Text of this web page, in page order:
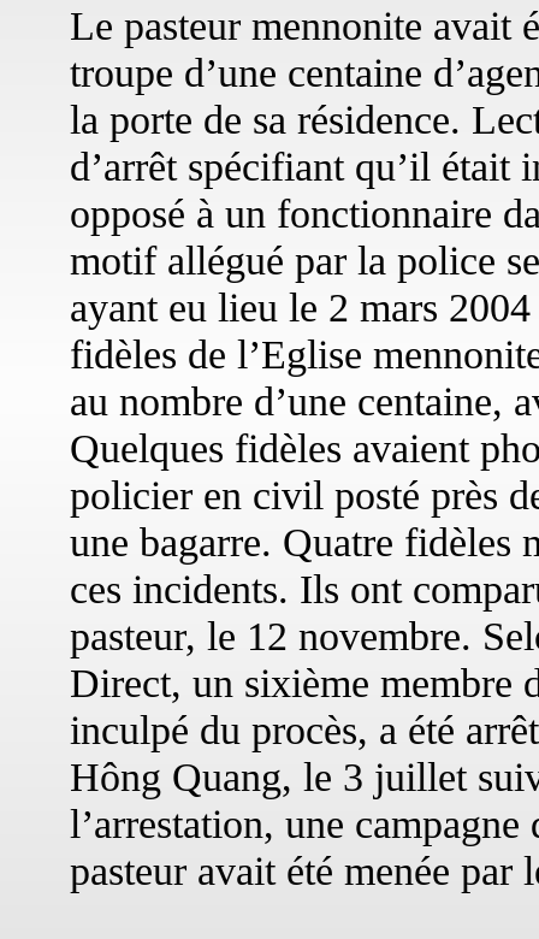
Le pasteur mennonite avait
troupe d’une centaine
la porte de sa résidence.
d’arrêt spécifiant qu’il était
opposé à un fonctionnaire
motif allégué par la police
ayant eu lieu le 2 mars
fidèles de l’Eglise
au nombre d’une centaine,
Quelques fidèles avaient
policier en civil posté près
une bagarre. Quatre fidèles
ces incidents. Ils ont
pasteur, le 12 novembre.
Direct, un sixième membre
inculpé du procès, a été
Hông Quang, le 3 juillet
l’arrestation, une campagne
pasteur avait été menée